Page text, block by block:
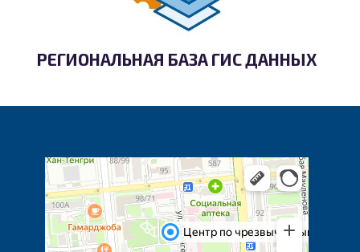
РЕГИОНАЛЬНАЯ БАЗА ГИС ДАННЫХ